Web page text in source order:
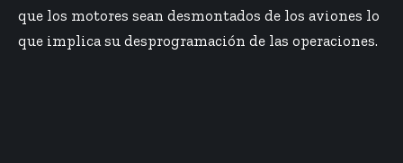
que los motores sean desmontados de los aviones lo
que implica su desprogramación de las operaciones.